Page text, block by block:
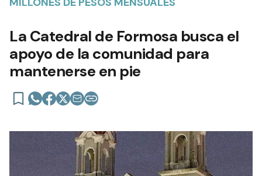
La Catedral de Formosa busca el
apoyo de la comunidad para
mantenerse en pie